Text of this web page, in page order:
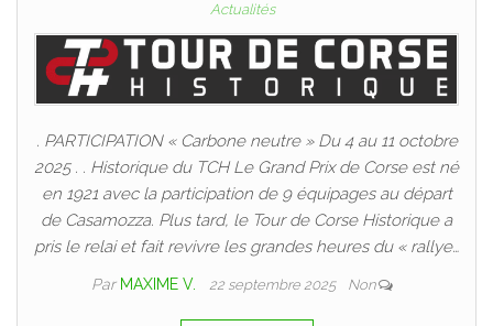
Actualités
. PARTICIPATION « Carbone neutre » Du 4 au 11 octobre
2025 . . Historique du TCH Le Grand Prix de Corse est né
en 1921 avec la participation de 9 équipages au départ
de Casamozza. Plus tard, le Tour de Corse Historique a
pris le relai et fait revivre les grandes heures du « rallye…
Par MAXIME V. 22 septembre 2025 Non